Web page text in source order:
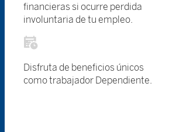
financieras si ocurre perdida
involuntaria de tu empleo.
Disfruta de beneficios únicos
como trabajador Dependiente.